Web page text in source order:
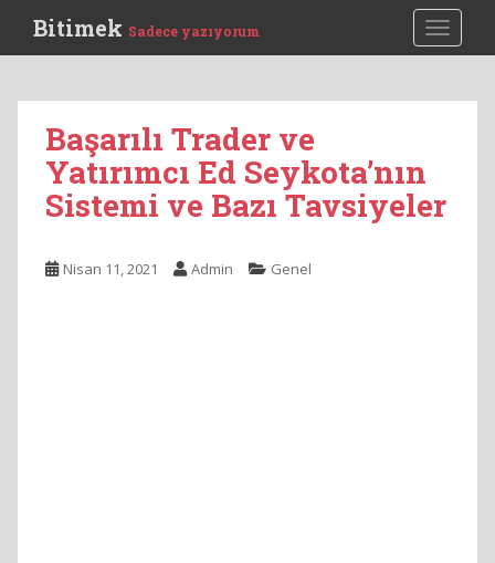
i
Bitimek Sadece yazıyorum
Başarılı Trader ve
Yatırımcı Ed Seykota’nın
Sistemi ve Bazı Tavsiyeler
Nisan 11, 2021 Admin Genel